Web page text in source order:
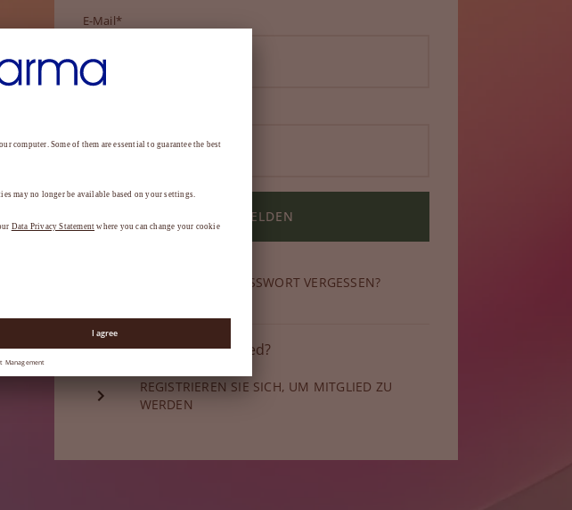
E-Mail*
ANMELDEN
HABEN SIE IHR PASSWORT VERGESSEN?
Sie sind noch kein Mitglied?
REGISTRIEREN SIE SICH, UM MITGLIED ZU
WERDEN